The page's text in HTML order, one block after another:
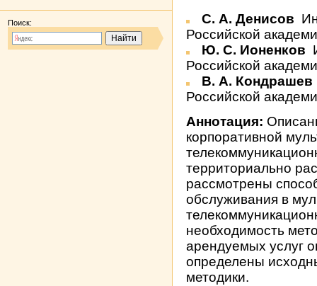
Поиск: С. А. Денисов
Российской
Ю. С. Ионенков
Российской
В. А. Кондрашев
Российской
Аннотация:
корпоративной
территориально
рассмотрены
обслуживания в
необходимость
арендуемых услуг
определены
методики.